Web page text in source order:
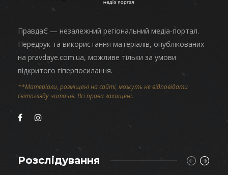
ПравдаЄ — незалежний регіональний медіа-портал.
Передрук та використання матеріалів, опублікованих
на pravdaye.com.ua, можливе тільки за умови
відкритого гіперпосилання.
**Матеріали, розміщені на сайті, можуть не відповідати
світогляду читачів. Всі права захищені.
Розслідування